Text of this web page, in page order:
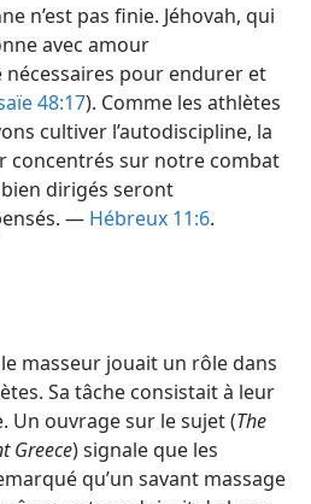
n’est pas finie. Jéhovah, qui
avec amour
nécessaires pour endurer et
48:17). Comme les athlètes
cultiver l’autodiscipline, la
concentrés sur notre combat
dirigés seront
— Hébreux 11:6.
masseur jouait un rôle dans
Sa tâche consistait à leur
Un ouvrage sur le sujet (The
Greece) signale que les
qu’un savant massage